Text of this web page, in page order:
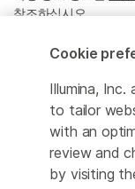
참조하십시오.
Privacy Policy
© 2026 Illumina,
Cookie
Illumina, Inc.
to tailor
with an
review and
by visiting